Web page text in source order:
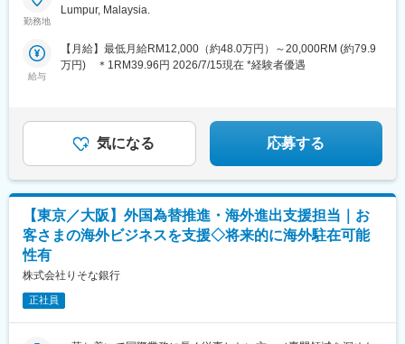
日系企業が分布する都市の発展は著しく、「来てみたらインドの
リバリーや宅配スーパーなどが発達しており、近年は日本食レス
トランの出店も増えていたりと生活の利便性が格段に向上してい
問で取得でき、求人も増加傾向なため、異業界や異職種へのジョ
ブチェンジを狙っている方にもおすすめの国です。
2025年現在、日系企業の海外投資有望国ランキング３年連続１
位、今のインドだからこそ希少価値の高い経験ができます。ご自
身のキャリアを成長させる醍醐味をぜひ味わっていただきたいで
す。
等）
・ 投資実行サポート（投資契約書・関連書類の管理、KYC対応
等）
・ その他、ファンド運営に関わる管理業務全般
■ 魅力・やりがい
・ グローバルな環境でキャリアを広げるチャンス
Bee Alternativesは、マレーシア・日本を拠点に国際的なLP・GP
と連携しながらファンド運営を行っています。今回のポジション
はクアラルンプール勤務が前提であり、日常的に海外の投資家や
・ 少人数体制での裁量と成長機会
o 当社は少数精鋭のチームで構成されており、1人ひとりの役割が
明確かつ重要です。一般的なオペレーション業務にとどまらず、
勤務地
Lumpur, Malaysia.
給与
【月給】最低月給RM12,000（約48.0万円）～20,000RM (約79.9
万円) ＊1RM39.96円 2026/7/15現在 *経験者優遇
気になる 応募する
【東京／大阪】外国為替推進・海外進出支援担当｜お
客さまの海外ビジネスを支援◇将来的に海外駐在可能
性有
株式会社りそな銀行
正社員